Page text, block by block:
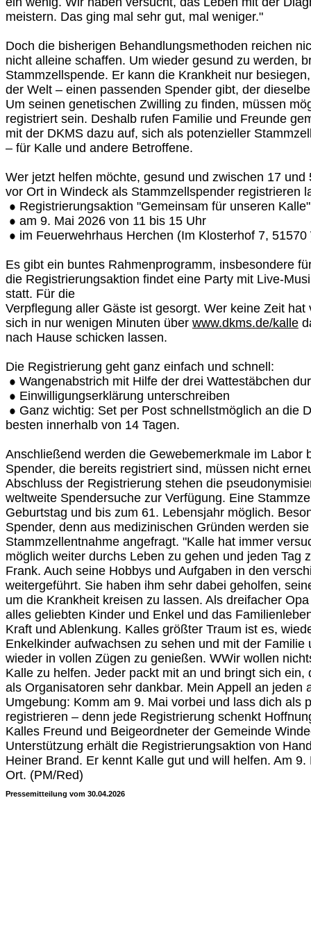
meistern. Das ging mal sehr gut, mal weniger."
Doch die bisherigen Behandlungsmethoden reichen
nicht alleine schaffen. Um wieder gesund zu werden,
Stammzellspende. Er kann die Krankheit nur
der Welt – einen passenden Spender gibt, der
Um seinen genetischen Zwilling zu finden, müssen
registriert sein. Deshalb rufen Familie und Freunde
mit der DKMS dazu auf, sich als potenzieller
– für Kalle und andere Betroffene.
Wer jetzt helfen möchte, gesund und zwischen 17
vor Ort in Windeck als Stammzellspender registrieren
Registrierungsaktion "Gemeinsam für unseren Kalle"
am 9. Mai 2026 von 11 bis 15 Uhr
im Feuerwehrhaus Herchen (Im Klosterhof 7, 51570
Es gibt ein buntes Rahmenprogramm, insbesondere
die Registrierungsaktion findet eine Party mit Live-
statt. Für die
Verpflegung aller Gäste ist gesorgt. Wer keine Zeit
sich in nur wenigen Minuten über www.dkms.de/kalle
nach Hause schicken lassen.
Die Registrierung geht ganz einfach und schnell:
Wangenabstrich mit Hilfe der drei Wattestäbchen
Einwilligungserklärung unterschreiben
Ganz wichtig: Set per Post schnellstmöglich an die
besten innerhalb von 14 Tagen.
Anschließend werden die Gewebemerkmale im Labor
Spender, die bereits registriert sind, müssen nicht
Abschluss der Registrierung stehen die
weltweite Spendersuche zur Verfügung. Eine
Geburtstag und bis zum 61. Lebensjahr möglich.
Spender, denn aus medizinischen Gründen werden
Stammzellentnahme angefragt. "Kalle hat immer
möglich weiter durchs Leben zu gehen und jeden Tag
Frank. Auch seine Hobbys und Aufgaben in den
weitergeführt. Sie haben ihm sehr dabei geholfen,
um die Krankheit kreisen zu lassen. Als dreifacher
alles geliebten Kinder und Enkel und das
Kraft und Ablenkung. Kalles größter Traum ist es,
Enkelkinder aufwachsen zu sehen und mit der Familie
wieder in vollen Zügen zu genießen. WWir wollen
Kalle zu helfen. Jeder packt mit an und bringt sich ein,
als Organisatoren sehr dankbar. Mein Appell an jeden
Umgebung: Komm am 9. Mai vorbei und lass dich als
registrieren – denn jede Registrierung schenkt
Kalles Freund und Beigeordneter der Gemeinde
Unterstützung erhält die Registrierungsaktion von
Heiner Brand. Er kennt Kalle gut und will helfen. Am
Ort. (PM/Red)
Pressemitteilung vom 30.04.2026